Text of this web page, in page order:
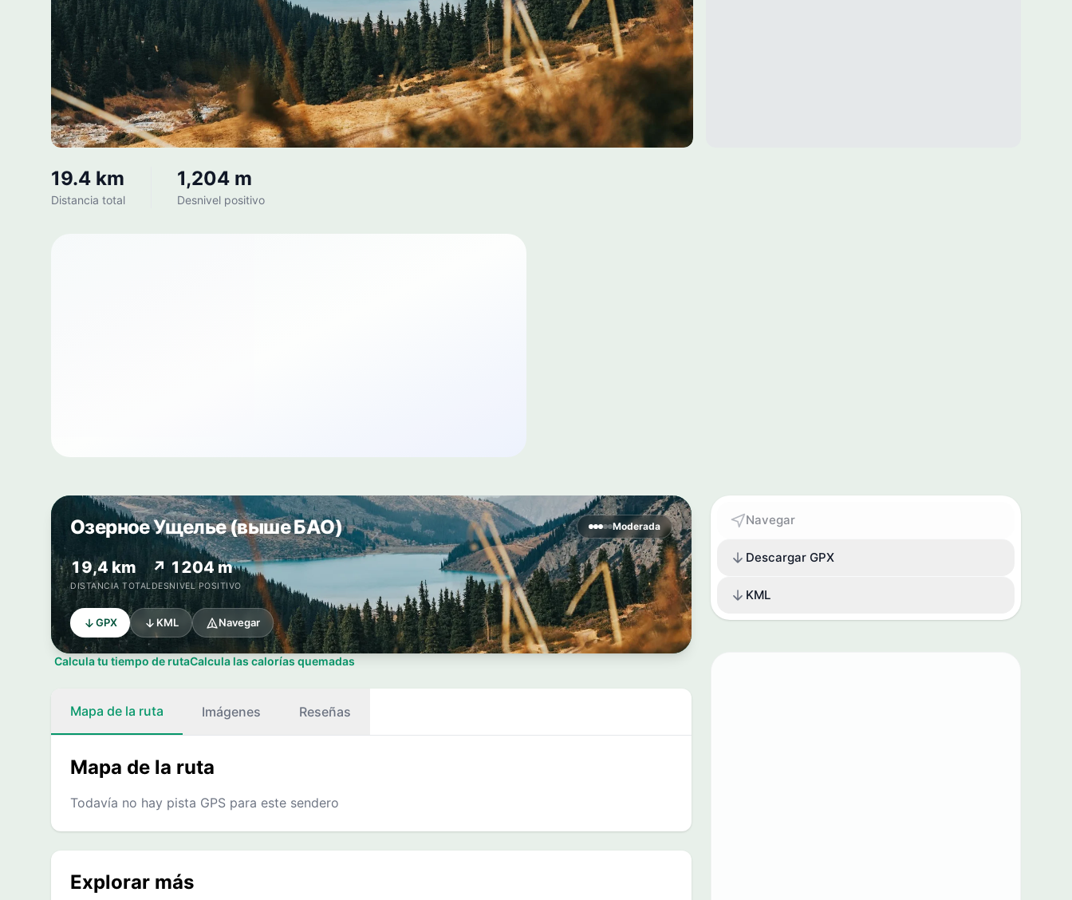
19.4 km
Distancia total
1,204 m
Desnivel positivo
Озерное Ущелье (выше БАО) Moderada
19,4 km
DISTANCIA TOTAL
↗ 1204 m
DESNIVEL POSITIVO
GPX KML Navegar
Calcula tu tiempo de rutaCalcula las calorías quemadas
Mapa de la ruta Imágenes Reseñas
Mapa de la ruta
Todavía no hay pista GPS para este sendero
Explorar más
Navegar
Descargar GPX
KML